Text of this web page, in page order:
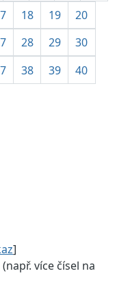
18 19
20
28 29
30
38 39
40
]
více čísel na